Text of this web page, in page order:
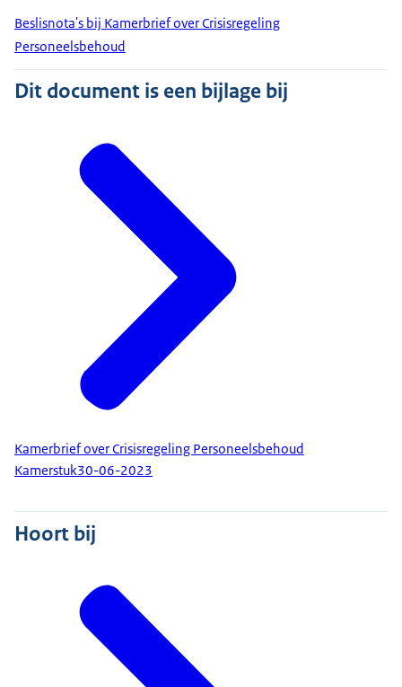
Beslisnota's bij Kamerbrief over Crisisregeling
Personeelsbehoud
Dit document is een bijlage bij
Kamerbrief over Crisisregeling Personeelsbehoud
Kamerstuk30-06-2023
Hoort bij